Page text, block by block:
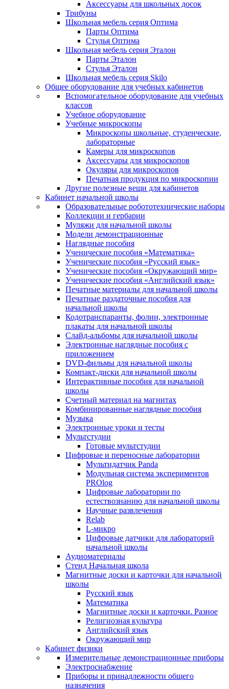
Аксессуары для школьных досок
Трибуны
Школьная мебель серия Оптима
Парты Оптима
Стулья Оптима
Школьная мебель серия Эталон
Парты Эталон
Стулья Эталон
Школьная мебель серия Skilo
Общее оборудование для учебных кабинетов
Вспомогательное оборудование для учебных
классов
Учебное оборудование
Учебные микроскопы
Микроскопы школьные, студенческие,
лабораторные
Камеры для микроскопов
Аксессуары для микроскопов
Окуляры для микроскопов
Печатная продукция по микроскопии
Другие полезные вещи для кабинетов
Кабинет начальной школы
Образовательные робототехнические наборы
Коллекции и гербарии
Муляжи для начальной школы
Модели демонстрационные
Наглядные пособия
Ученические пособия «Математика»
Ученические пособия «Русский язык»
Ученические пособия «Окружающий мир»
Ученические пособия «Английский язык»
Печатные материалы для начальной школы
Печатные раздаточные пособия для
начальной школы
Кодотранспаранты, фолии, электронные
плакаты для начальной школы
Слайд-альбомы для начальной школы
Электронные наглядные пособия с
приложением
DVD-фильмы для начальной школы
Компакт-диски для начальной школы
Интерактивные пособия для начальной
школы
Счетный материал на магнитах
Комбинированные наглядные пособия
Музыка
Электронные уроки и тесты
Мультстудии
Готовые мультстудии
Цифровые и переносные лаборатории
Мультидатчик Panda
Модульная система экспериментов
PROlog
Цифровые лаборатории по
естествознанию для начальной школы
Научные развлечения
Relab
L-микро
Цифровые датчики для лабораторий
начальной школы
Аудиоматериалы
Стенд Начальная школа
Магнитные доски и карточки для начальной
школы
Русский язык
Математика
Магнитные доски и карточки. Разное
Религиозная культура
Английский язык
Окружающий мир
Кабинет физики
Измерительные демонстрационные приборы
Электроснабжение
Приборы и принадлежности общего
назначения